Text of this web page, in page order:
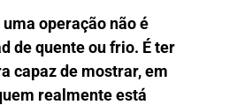
uma operação não é
de quente ou frio. É ter
capaz de mostrar, em
realmente está